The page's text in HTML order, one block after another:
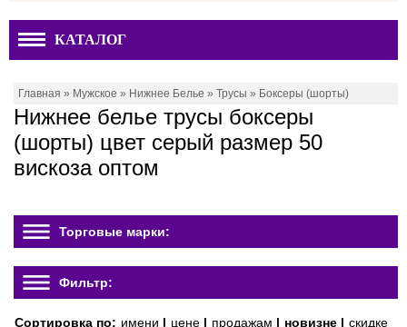
КАТАЛОГ
Главная » Мужское » Нижнее Белье » Трусы » Боксеры (шорты)
Нижнее белье трусы боксеры
(шорты) цвет серый размер 50
вискоза оптом
Торговые марки:
Фильтр:
Сортировка по: имени | цене | продажам | новизне | скидке